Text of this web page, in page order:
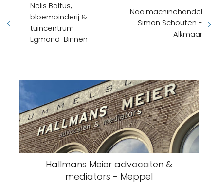
Nelis Baltus,
bloembinderij &
tuincentrum -
Egmond-Binnen
Naaimachinehandel
Simon Schouten -
Alkmaar
Hallmans Meier advocaten &
mediators - Meppel